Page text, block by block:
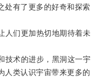
处有了更多的好奇和探索
们更加热切地期待着未
术的进步，黑洞这一宇
人类认识宇宙带来更多的